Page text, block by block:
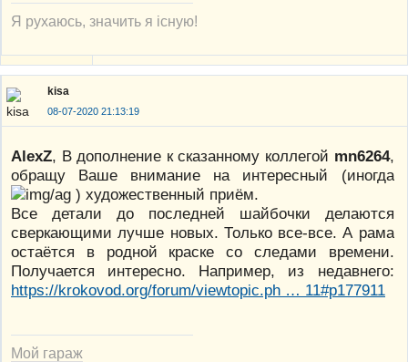
Я рухаюсь, значить я існую!
kisa
08-07-2020 21:13:19
AlexZ, В дополнение к сказанному коллегой mn6264,
обращу Ваше внимание на интересный (иногда
) художественный приём.
Все детали до последней шайбочки делаются
сверкающими лучше новых. Только все-все. А рама
остаётся в родной краске со следами времени.
Получается интересно. Например, из недавнего:
https://krokovod.org/forum/viewtopic.ph … 11#p177911
Мой гараж